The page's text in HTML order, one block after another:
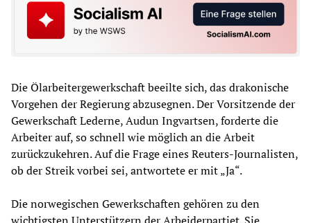
Die Ölarbeitergewerkschaft beeilte sich, das drakonische
Vorgehen der Regierung abzusegnen. Der Vorsitzende der
Gewerkschaft Lederne, Audun Ingvartsen, forderte die
Arbeiter auf, so schnell wie möglich an die Arbeit
zurückzukehren. Auf die Frage eines Reuters-Journalisten,
ob der Streik vorbei sei, antwortete er mit „Ja“.
Die norwegischen Gewerkschaften gehören zu den